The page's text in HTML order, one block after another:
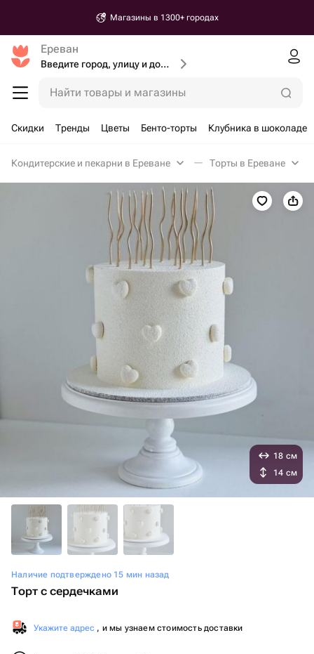
Магазины в 1300+ городах
Ереван
Введите город, улицу и дом доставки
Найти товары и магазины
Скидки Тренды Цветы Бенто-торты Клубника в шоколаде
Кондитерские и пекарни в Ереване Торты в Ереване
Наличие подтверждено 15 мин назад
Торт с сердечками
Укажите адрес , и мы узнаем стоимость доставки
18 см
14 см